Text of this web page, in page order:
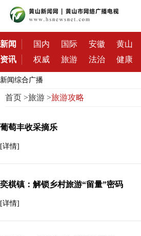
新闻 国内 国际 安徽 黄山
资讯
权威 旅游 法治 健康
新闻综合广播
首页>旅游>旅游攻略
葡萄丰收采摘乐
[详情]
奕棋镇：解锁乡村旅游“留量”密码
[详情]